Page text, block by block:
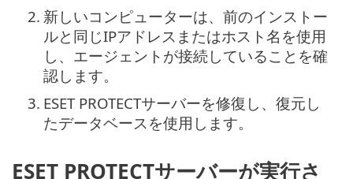
2. 新しいコンピューターは、前のインストー
ルと同じIPアドレスまたはホスト名を使用
し、エージェントが接続していることを確
認します。
3. ESET PROTECTサーバーを修復し、復元し
たデータベースを使用します。
ESET PROTECTサーバーが実行さ